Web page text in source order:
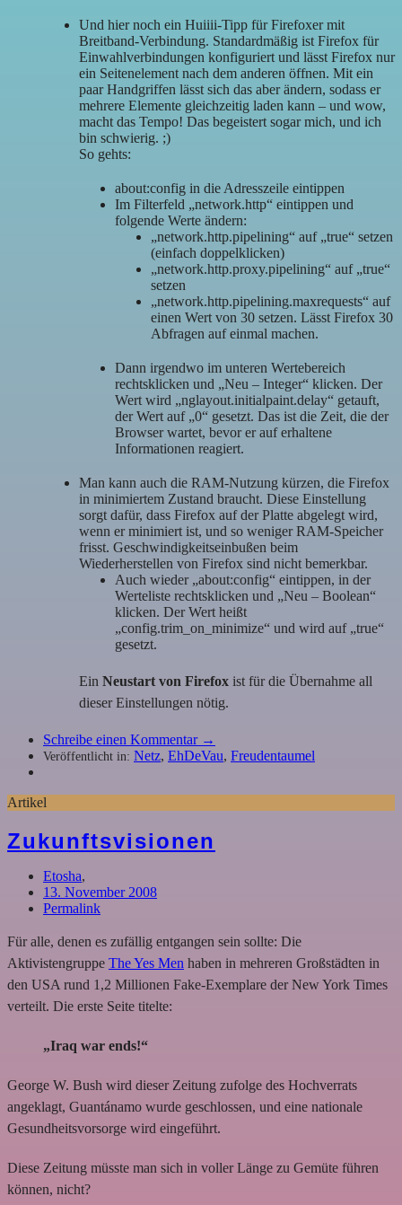
Und hier noch ein Huiiii-Tipp für Firefoxer mit
Breitband-Verbindung. Standardmäßig ist Firefox für
Einwahlverbindungen konfiguriert und lässt Firefox nur
ein Seitenelement nach dem anderen öffnen. Mit ein
paar Handgriffen lässt sich das aber ändern, sodass er
mehrere Elemente gleichzeitig laden kann – und wow,
macht das Tempo! Das begeistert sogar mich, und ich
bin schwierig. ;)
So gehts:
about:config in die Adresszeile eintippen
Im Filterfeld „network.http“ eintippen und
folgende Werte ändern:
„network.http.pipelining“ auf „true“ setzen
(einfach doppelklicken)
„network.http.proxy.pipelining“ auf „true“
setzen
„network.http.pipelining.maxrequests“ auf
einen Wert von 30 setzen. Lässt Firefox 30
Abfragen auf einmal machen.
Dann irgendwo im unteren Wertebereich
rechtsklicken und „Neu – Integer“ klicken. Der
Wert wird „nglayout.initialpaint.delay“ getauft,
der Wert auf „0“ gesetzt. Das ist die Zeit, die der
Browser wartet, bevor er auf erhaltene
Informationen reagiert.
Man kann auch die RAM-Nutzung kürzen, die Firefox
in minimiertem Zustand braucht. Diese Einstellung
sorgt dafür, dass Firefox auf der Platte abgelegt wird,
wenn er minimiert ist, und so weniger RAM-Speicher
frisst. Geschwindigkeitseinbußen beim
Wiederherstellen von Firefox sind nicht bemerkbar.
Auch wieder „about:config“ eintippen, in der
Werteliste rechtsklicken und „Neu – Boolean“
klicken. Der Wert heißt
„config.trim_on_minimize“ und wird auf „true“
gesetzt.
Ein Neustart von Firefox ist für die Übernahme all
dieser Einstellungen nötig.
Schreibe einen Kommentar →
Veröffentlicht in: Netz, EhDeVau, Freudentaumel
Artikel
Zukunftsvisionen
Etosha,
13. November 2008
Permalink
Für alle, denen es zufällig entgangen sein sollte: Die
Aktivistengruppe The Yes Men haben in mehreren Großstädten in
den USA rund 1,2 Millionen Fake-Exemplare der New York Times
verteilt. Die erste Seite titelte:
„Iraq war ends!“
George W. Bush wird dieser Zeitung zufolge des Hochverrats
angeklagt, Guantánamo wurde geschlossen, und eine nationale
Gesundheitsvorsorge wird eingeführt.
Diese Zeitung müsste man sich in voller Länge zu Gemüte führen
können, nicht?